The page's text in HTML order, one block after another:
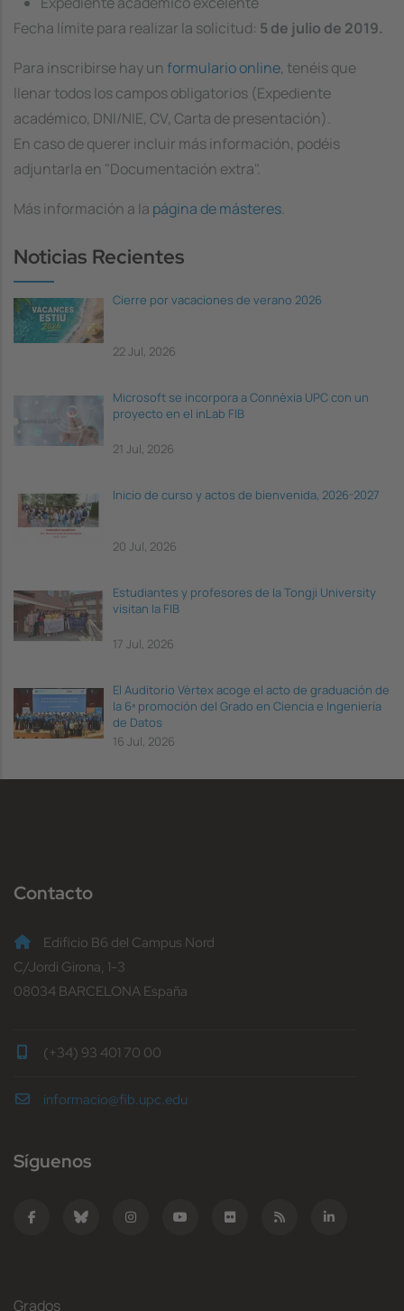
Fecha límite para realizar la solicitud: 5 de julio de 2019.
Para inscribirse hay un formulario online, tenéis que
llenar todos los campos obligatorios (Expediente
académico, DNI/NIE, CV, Carta de presentación).
En caso de querer incluir más información, podéis
adjuntarla en "Documentación extra".
Más información a la página de másteres.
Noticias Recientes
Cierre por vacaciones de verano 2026
22 Jul, 2026
Microsoft se incorpora a Connèxia UPC con un
proyecto en el inLab FIB
21 Jul, 2026
Inicio de curso y actos de bienvenida, 2026-2027
20 Jul, 2026
Estudiantes y profesores de la Tongji University
visitan la FIB
17 Jul, 2026
El Auditorio Vèrtex acoge el acto de graduación de
la 6ª promoción del Grado en Ciencia e Ingeniería
de Datos
16 Jul, 2026
Contacto
Edificio B6 del Campus Nord
C/Jordi Girona, 1-3
08034 BARCELONA España
(+34) 93 401 70 00
informacio@fib.upc.edu
Síguenos
Grados